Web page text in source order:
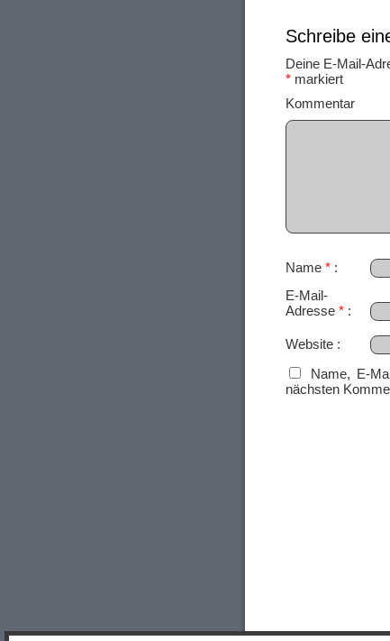
Schreibe
Deine E-Mail-
* markiert
Name *
E-Mail-
Adresse *
Website
Name, E-
nächsten